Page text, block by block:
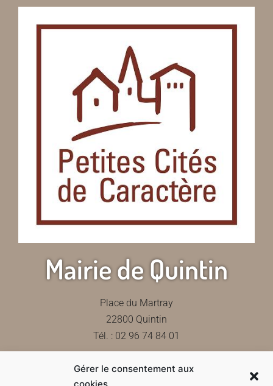
Gérer le consentement aux
Mairie de Quintin
Place du Martray
22800 Quintin
Tél. : 02 96 74 84 01
Contactez-nous